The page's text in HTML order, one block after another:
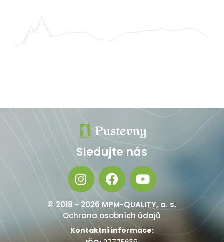
Sledujte nás
© 2018 - 2026 MPM-QUALITY, a. s.
Ochrana osobních údajů
Kontaktní informace: